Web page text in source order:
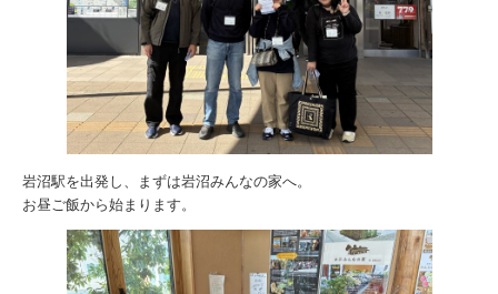
岩沼駅を出発し、まずは岩沼みんなの家へ。
お昼ご飯から始まります。